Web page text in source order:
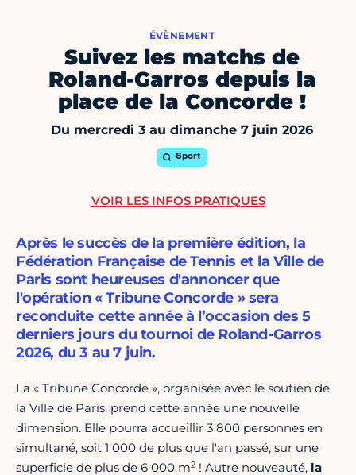
ÉVÈNEMENT
Suivez les matchs de
Roland-Garros depuis la
place de la Concorde !
Du mercredi 3 au dimanche 7 juin 2026
Sport
Après le succès de la première édition, la
Fédération Française de Tennis et la Ville de
Paris sont heureuses d'annoncer que
l'opération « Tribune Concorde » sera
reconduite cette année à l’occasion des 5
derniers jours du tournoi de Roland-Garros
2026, du 3 au 7 juin.
La « Tribune Concorde », organisée avec le soutien de
la Ville de Paris, prend cette année une nouvelle
dimension. Elle pourra accueillir 3 800 personnes en
simultané, soit 1 000 de plus que l'an passé, sur une
superficie de plus de 6 000 m2 ! Autre nouveauté, la
VOIR LES INFOS PRATIQUES